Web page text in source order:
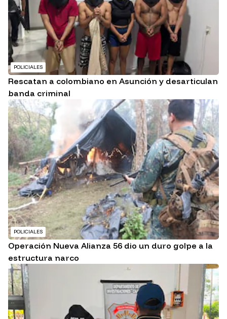
POLICIALES
Rescatan a colombiano en Asunción y desarticulan
banda criminal
POLICIALES
Operación Nueva Alianza 56 dio un duro golpe a la
estructura narco